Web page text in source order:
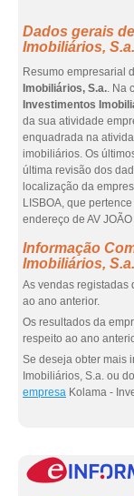
Dados gerais
Imobiliários, S.a.
Resumo empresarial
Imobiliários, S.a.. Na
Investimentos
da sua atividade
enquadrada na
imobiliários. Os
última revisão dos
localização da
LISBOA, que
endereço de AV
Informação
Imobiliários, S.a.
As vendas registadas
ao ano anterior.
Os resultados da
respeito ao ano
Se deseja obter mais
Imobiliários, S.a. ou
empresa Kolama -